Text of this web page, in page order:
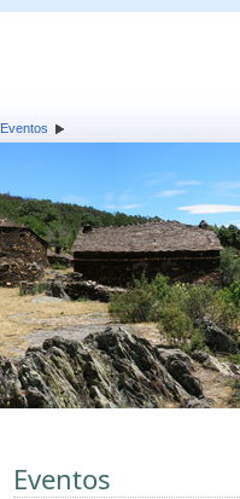
Eventos
Eventos